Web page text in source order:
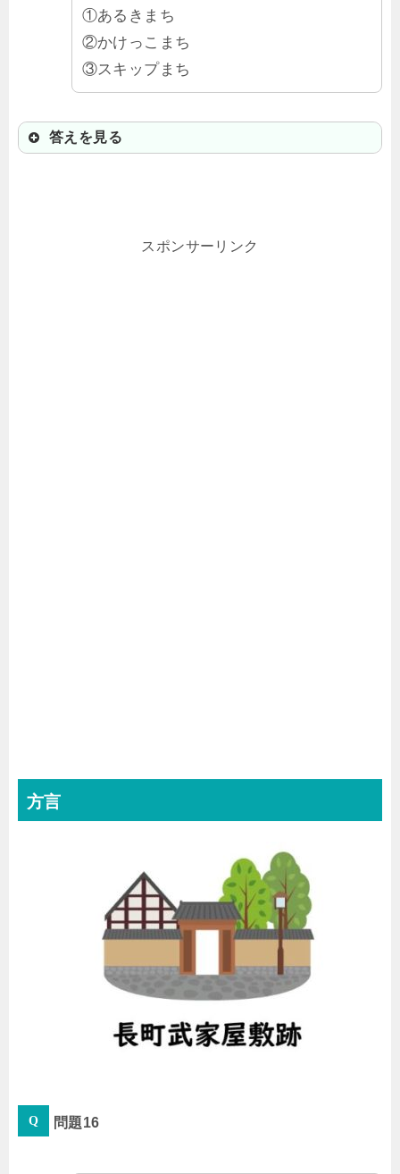
①あるきまち
②かけっこまち
③スキップまち
答えを見る
漢字で「行町」と書くよ。石川県白
スポンサーリンク
方言
問題16